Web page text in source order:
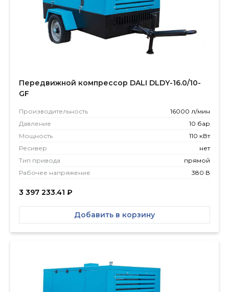
Передвижной компрессор DALI DLDY-16.0/10-
GF
Производитель­ность
16000 л/мин
Давление
10 бар
Мощность
110 кВт
Ресивер
нет
Тип привода
прямой
Рабочее напряжение
380 В
3 397 233.41 ₽
Добавить в корзину